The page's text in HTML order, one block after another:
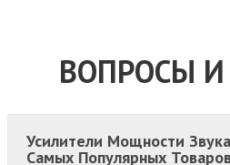
ВОПРОСЫ
Усилители Мощности
Самых Популярных